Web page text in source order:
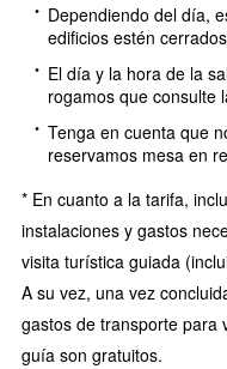
Dependiendo del día,
edificios estén
El día y la hora de la
rogamos que consulte
Tenga en cuenta que
reservamos mesa en
* En cuanto a la tarifa,
instalaciones y gastos
visita turística guiada
A su vez, una vez
gastos de transporte para
guía son gratuitos.